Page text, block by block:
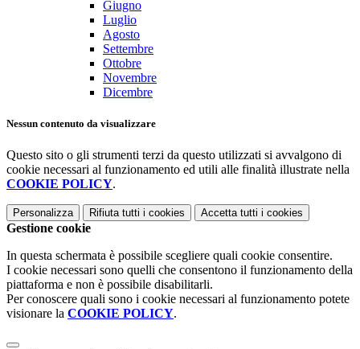
Giugno
Luglio
Agosto
Settembre
Ottobre
Novembre
Dicembre
Nessun contenuto da visualizzare
Questo sito o gli strumenti terzi da questo utilizzati si avvalgono di
cookie necessari al funzionamento ed utili alle finalità illustrate nella
COOKIE POLICY.
Personalizza Rifiuta tutti i cookies Accetta tutti i cookies
Gestione cookie
In questa schermata è possibile scegliere quali cookie consentire.
I cookie necessari sono quelli che consentono il funzionamento della
piattaforma e non è possibile disabilitarli.
Per conoscere quali sono i cookie necessari al funzionamento potete
visionare la COOKIE POLICY.